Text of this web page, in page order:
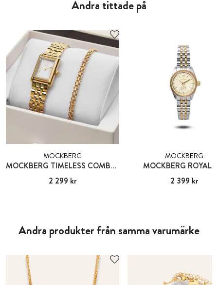
Andra tittade på
MOCKBERG
MOCKBERG TIMELESS COMBO GOLD
Pris :2 299 kr
2 299 kr
MOCKBERG
MOCKBERG ROYAL
Pris :2 399 kr
2 399 kr
Andra produkter från samma varumärke